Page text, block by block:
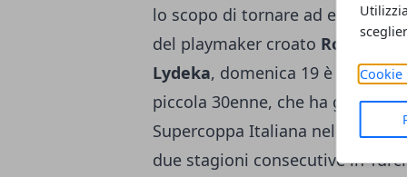
Cookie
lo scopo di tornare ad essere
del playmaker croato Rok
Lydeka, domenica 19 è stato
piccola 30enne, che ha già
Supercoppa Italiana nel 2014.
due stagioni consecutive in